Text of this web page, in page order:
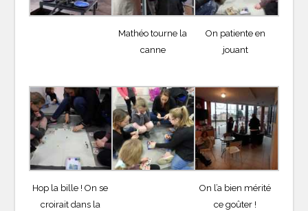
Mathéo tourne la
canne
On patiente en
jouant
Hop la bille ! On se
croirait dans la
On l’a bien mérité
ce goûter !